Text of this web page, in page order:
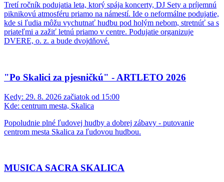
Tretí ročník podujatia leta, ktorý spája koncerty, DJ Sety a príjemnú
piknikovú atmosféru priamo na námestí. Ide o neformálne podujatie,
kde si ľudia môžu vychutnať hudbu pod holým nebom, stretnúť sa s
priateľmi a zažiť letnú priamo v centre. Podujatie organizuje
DVERE, o. z. a bude dvojdňové.
"Po Skalici za pjesničkú" - ARTLETO 2026
Kedy: 29. 8. 2026 začiatok od 15:00
Kde: centrum mesta, Skalica
Popoludnie plné ľudovej hudby a dobrej zábavy - putovanie
centrom mesta Skalica za ľudovou hudbou.
MUSICA SACRA SKALICA